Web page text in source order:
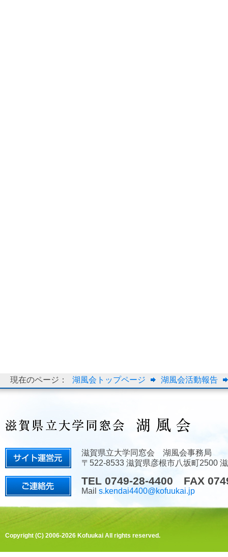
現在のページ： 湖風会トップページ 湖風会活動報告
滋賀県立大学同窓会 湖風会事務局
〒522-8533 滋賀県彦根市八坂町2500
TEL 0749-28-4400 FAX
Mail s.kendai4400@kofuukai.jp
Copyright (C) 2006-2026 Kofuukai All rights reserved.